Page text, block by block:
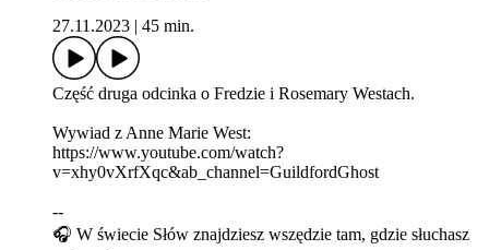
27.11.2023
45 min.
Część druga odcinka o Fredzie i Rosemary Westach.
Wywiad z Anne Marie West:
https://www.youtube.com/watch?
v=xhy0vXrfXqc&ab_channel=GuildfordGhost
--
🎧 W świecie Słów znajdziesz wszędzie tam, gdzie słuchasz